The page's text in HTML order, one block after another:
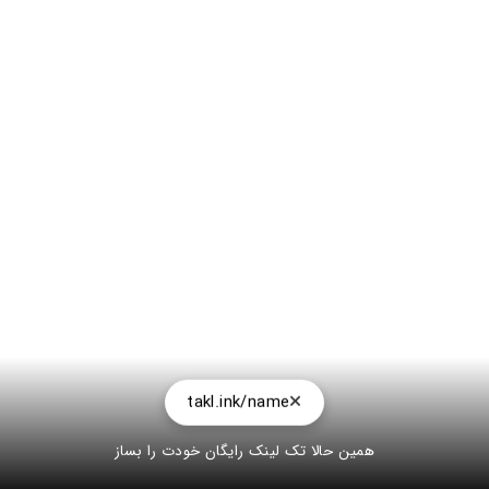
takl.ink/name
همین حالا تک لینک رایگان خودت را بساز